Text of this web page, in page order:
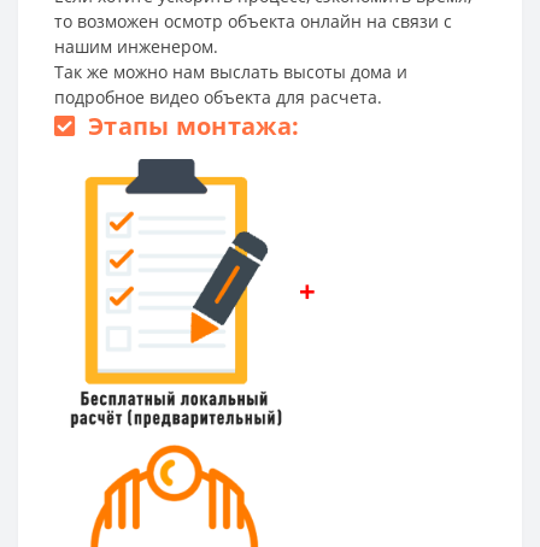
то возможен осмотр объекта онлайн на связи с
нашим инженером.
Так же можно нам выслать высоты дома и
подробное видео объекта для расчета.
Этапы монтажа:
+